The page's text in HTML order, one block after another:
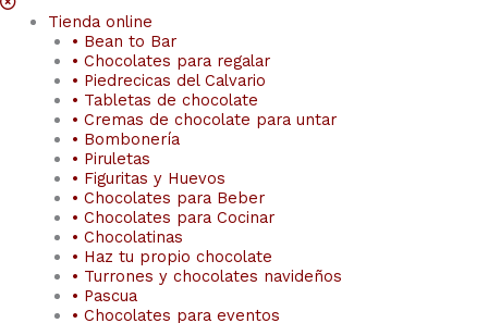
Tienda online
• Bean to Bar
• Chocolates para regalar
• Piedrecicas del Calvario
• Tabletas de chocolate
• Cremas de chocolate para untar
• Bombonería
• Piruletas
• Figuritas y Huevos
• Chocolates para Beber
• Chocolates para Cocinar
• Chocolatinas
• Haz tu propio chocolate
• Turrones y chocolates navideños
• Pascua
• Chocolates para eventos